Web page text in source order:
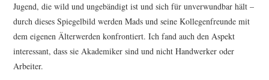
Jugend, die wild und ungebändigt ist und sich für unverwundbar hält –
durch dieses Spiegelbild werden Mads und seine Kollegenfreunde mit
dem eigenen Älterwerden konfrontiert. Ich fand auch den Aspekt
interessant, dass sie Akademiker sind und nicht Handwerker oder
Arbeiter.